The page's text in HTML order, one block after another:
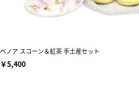
ベノア スコーン＆紅茶 手土産セット
￥5,400